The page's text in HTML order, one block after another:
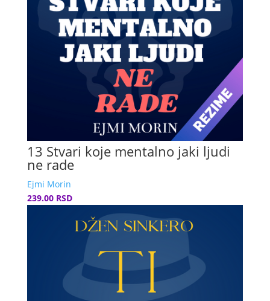
13 Stvari koje mentalno jaki ljudi
ne rade
Ejmi Morin
239.00 RSD